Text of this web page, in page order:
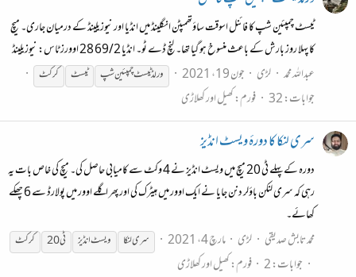
ٹیسٹ چمپئین شپ کا فائنل اسوقت ساؤتھمپٹن انگلینڈ میں انڈیا اور نیوزیلینڈ کے درمیان جاری۔ میچ
کا پہلا روز بارش کے باعث منسوخ ہو گیا تھا۔ لنچ ڈے ٹو۔ انڈیا 69/2 28 اوورز ٹاس: نیوزیلینڈ
عبداللہ محمد لڑی جون 19، 2021 ورلڈ ٹیسٹ چمپئین شپ ٹیسٹ کرکٹ
جوابات: 32 فورم:کھیل اور کھلاڑی
سری لنکا کا دورۂ ویسٹ انڈیز
دورہ کے پہلے ٹی 20 میچ میں ویسٹ انڈیز نے 4 وکٹ سے کامیابی حاصل کی۔ میچ کی خاص بات یہ
رہی کہ سری لنکن باؤلر دنن جایا نے ایک اوور میں ہیٹرک کی اور پھر اگلے اوور میں پولارڈ سے 6 چھکے
کھائے۔
محمد تابش صدیقی
لڑی مارچ 4، 2021 سری لنکا ویسٹ انڈیز ٹی 20 کرکٹ
جوابات: 2 فورم:کھیل اور کھلاڑی